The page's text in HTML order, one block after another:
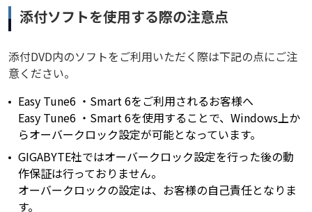
添付ソフトを使用する際の注意点
添付DVD内のソフトをご利用いただく際は下記の点にご注
意ください。
Easy Tune6 ・Smart 6をご利用されるお客様へ
Easy Tune6 ・Smart 6を使用することで、Windows上か
らオーバークロック設定が可能となっています。
GIGABYTE社ではオーバークロック設定を行った後の動
作保証は行っておりません。
オーバークロックの設定は、お客様の自己責任となりま
す。